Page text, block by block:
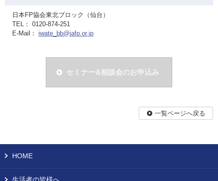
日本FP協会東北ブロック（仙台）
TEL： 0120-874-251
E-Mail： iwate_bb@jafp.or.jp
セミナー&相談会のお申込み
一覧ページへ戻る
HOME
生活者の皆様へ